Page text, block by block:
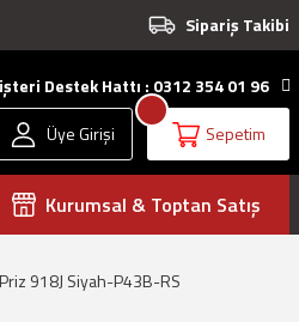
Sipariş Takibi
Destek Hattı : 0312 354 01 96
Üye Girişi Sepetim
Kurumsal & Toptan Satış
Priz 918J Siyah-P43B-RS